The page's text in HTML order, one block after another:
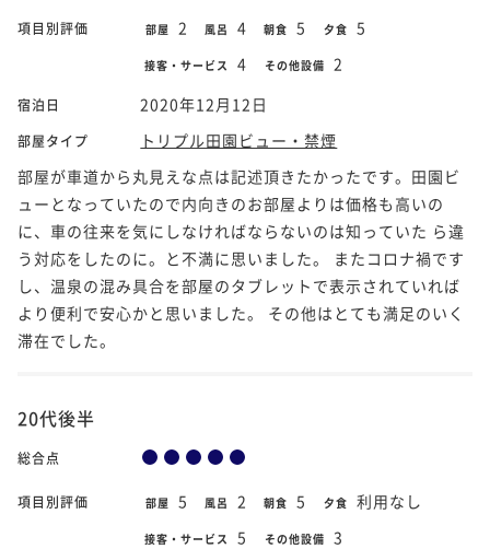
項目別評価 部屋 2 風呂 4 朝食 5 夕食 5
接客・サービス 4 その他設備 2
宿泊日 2020年12月12日
部屋タイプ
トリプル田園ビュー・禁煙
部屋が車道から丸見えな点は記述頂きたかったです。田園ビ
ューとなっていたので内向きのお部屋よりは価格も高いの
に、車の往来を気にしなければならないのは知っていた ら違
う対応をしたのに。と不満に思いました。 またコロナ禍です
し、温泉の混み具合を部屋のタブレットで表示されていれば
より便利で安心かと思いました。 その他はとても満足のいく
滞在でした。
20代後半
総合点
項目別評価 部屋 5 風呂 2 朝食 5 夕食 利用なし
接客・サービス 5 その他設備 3